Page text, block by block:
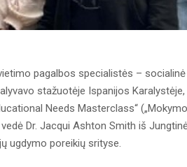
pagalbos specialistės – socialinė
stažuotėje Ispanijos Karalystėje,
Needs Masterclass“
Dr. Jacqui Ashton Smith iš
ugdymo poreikių srityse.